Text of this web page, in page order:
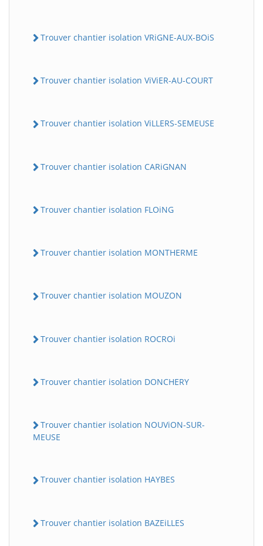
Trouver chantier isolation VRiGNE-AUX-BOiS
Trouver chantier isolation ViViER-AU-COURT
Trouver chantier isolation ViLLERS-SEMEUSE
Trouver chantier isolation CARiGNAN
Trouver chantier isolation FLOiNG
Trouver chantier isolation MONTHERME
Trouver chantier isolation MOUZON
Trouver chantier isolation ROCROi
Trouver chantier isolation DONCHERY
Trouver chantier isolation NOUViON-SUR-
MEUSE
Trouver chantier isolation HAYBES
Trouver chantier isolation BAZEiLLES